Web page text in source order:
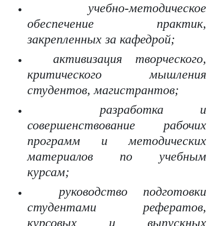
учебно-методическое
обеспечение практик,
закрепленных за кафедрой;
активизация творческого,
критического мышления
студентов, магистрантов;
разработка и
совершенствование рабочих
программ и методических
материалов по учебным
курсам;
руководство подготовки
студентами рефератов,
курсовых и выпускных